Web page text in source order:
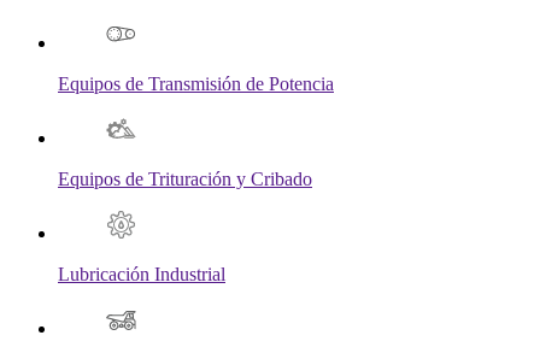
Equipos de Transmisión de Potencia
Equipos de Trituración y Cribado
Lubricación Industrial